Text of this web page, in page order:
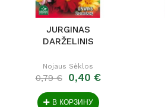
JURGINAS
DARŽELINIS
Nojaus Sėklos
0,79 € 0,40 €
В КОРЗИНУ